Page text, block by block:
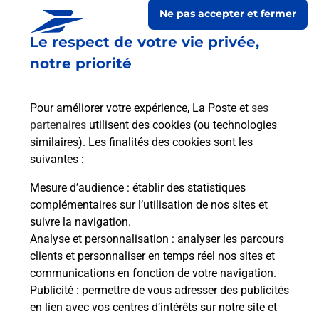
Le respect de votre vie privée,
notre priorité
Pour améliorer votre expérience, La Poste et ses
partenaires utilisent des cookies (ou technologies
similaires). Les finalités des cookies sont les
suivantes :
Mesure d’audience : établir des statistiques
complémentaires sur l’utilisation de nos sites et
suivre la navigation.
Analyse et personnalisation : analyser les parcours
clients et personnaliser en temps réel nos sites et
communications en fonction de votre navigation.
Publicité : permettre de vous adresser des publicités
en lien avec vos centres d’intérêts sur notre site et
Ne pas accepter et fermer
Prochaine collecte du courriersamedià 09h00
30 Route Du Village
25440 Charnay
Itinéraire
Le lien s'ouvre dans un nouvel onglet